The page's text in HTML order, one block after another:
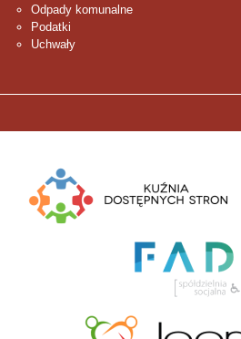
Odpady komunalne
Podatki
Uchwały